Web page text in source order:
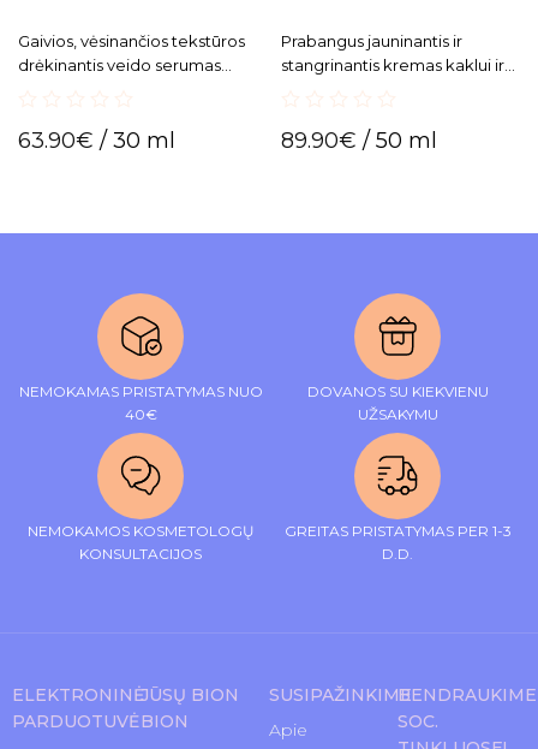
Gaivios, vėsinančios tekstūros
drėkinantis veido serumas
balansą, sumažina blizgesį,
out
63.90€ / 30 ml
Prabangus jauninantis ir
stangrinantis kremas kaklui ir
naujų formavimąsi.
out
89.90€ / 50 ml
NEMOKAMAS PRISTATYMAS NUO
40€
DOVANOS SU KIEKVIENU
UŽSAKYMU
NEMOKAMOS KOSMETOLOGŲ
KONSULTACIJOS
GREITAS PRISTATYMAS PER 1-3
D.D.
ELEKTRONINĖ
PARDUOTUVĖ
JŪSŲ BION
BION
SUSIPAŽINKIME
Apie
BENDRAUKIME
SOC.